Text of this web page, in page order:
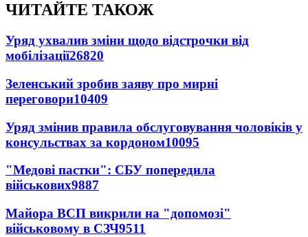
ЧИТАЙТЕ ТАКОЖ
Уряд ухвалив зміни щодо відстрочки від
мобілізації26820
Зеленський зробив заяву про мирні
переговори10409
Уряд змінив правила обслуговування чоловіків у
консульствах за кордоном10095
"Медові пастки": СБУ попередила
військових9887
Майора ВСП викрили на "допомозі"
військовому в СЗЧ9511